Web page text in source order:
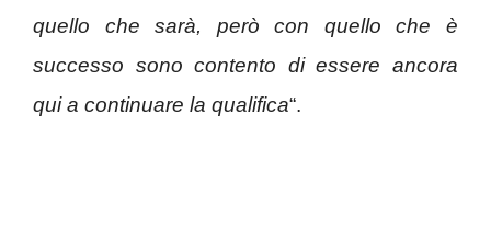
quello che sarà, però con quello che è
successo sono contento di essere ancora
qui a continuare la qualifica“.